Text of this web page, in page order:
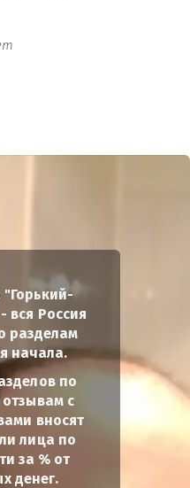
"Горький-
вся Россия
разделам
начала.
по
с
вносят
лица по
за % от
денег.